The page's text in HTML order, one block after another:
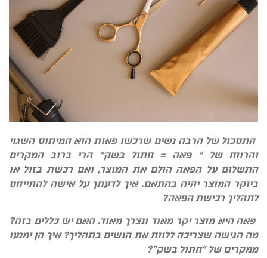
התסכול של הרבה נשים שרכשו פאות הוא המיתוס השגוי
והרווח של " פאה = חתול בשק" הרי ברוב המקרים
התשלום על הפאה הולם את המוצר, ואם רכשת בזול או
ביוקר המוצר יהיה בהתאם. איך לדעתך על אישה להתייחס
לתהליך רכישת הפאה?
פאה היא מוצר יקר מאוד ונצרך מאוד. האם יש כללים בזה?
מה הגישה שצריכה ללוות את הנשים בתהליך? איך הן ימנעו
ממקרים של "חתול בשק"?